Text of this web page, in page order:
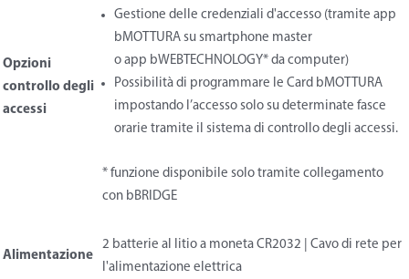
Opzioni
controllo degli
accessi
Gestione delle credenziali d'accesso (tramite app
bMOTTURA su smartphone master
o app bWEBTECHNOLOGY* da computer)
Possibilità di programmare le Card bMOTTURA
impostando l’accesso solo su determinate fasce
orarie tramite il sistema di controllo degli accessi.
* funzione disponibile solo tramite collegamento
con bBRIDGE
Alimentazione
2 batterie al litio a moneta CR2032 | Cavo di rete per
l'alimentazione elettrica